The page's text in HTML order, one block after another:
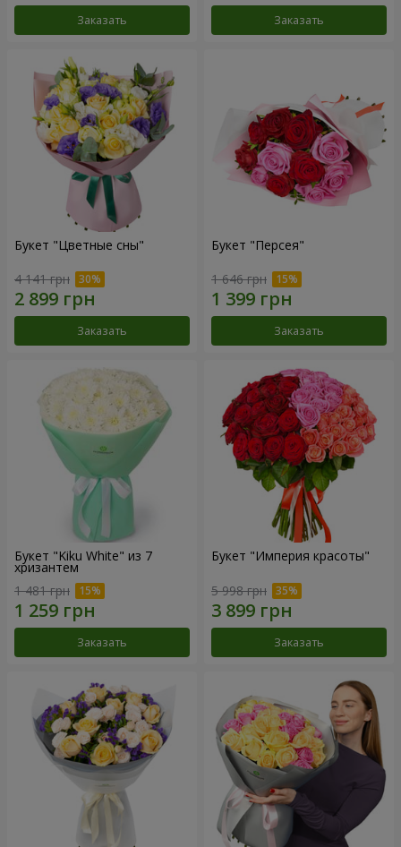
Заказать Заказать
Букет "Цветные сны"
4 141 грн
Заказать
Букет "Персея"
1 646 грн
Заказать
Букет "Kiku White" из 7
хризантем
1 481 грн
Заказать
Букет "Империя красоты"
5 998 грн
Заказать